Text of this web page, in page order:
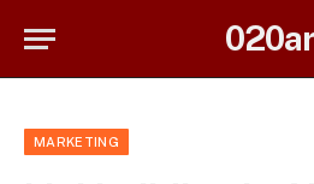
020ar
MARKETING